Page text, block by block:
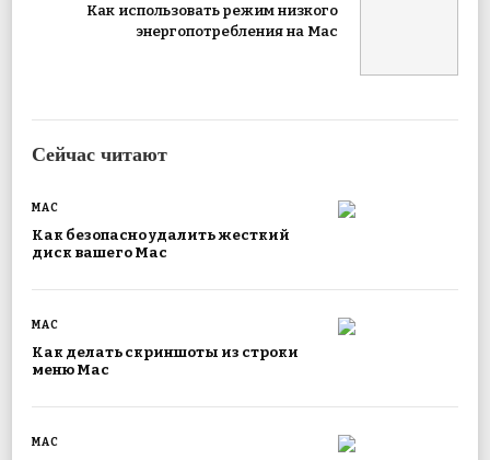
Как использовать режим низкого
энергопотребления на Mac
Сейчас читают
MAC
Как безопасно удалить жесткий
диск вашего Mac
MAC
Как делать скриншоты из строки
меню Mac
MAC